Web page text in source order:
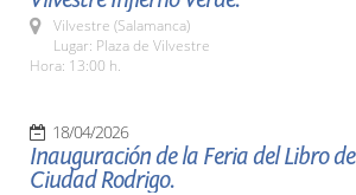
Vilvestre (Salamanca)
Lugar: Plaza de Vilvestre
Hora: 13:00 h.
18/04/2026
Inauguración de la Feria del Libro de
Ciudad Rodrigo.